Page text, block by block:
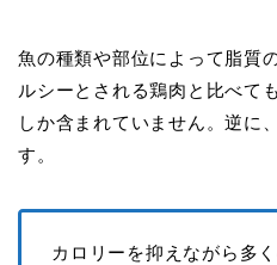
魚の種類や部位によって脂質
ルシーとされる鶏肉と比べて
しか含まれていません。逆に
す。
カロリーを抑えながら多